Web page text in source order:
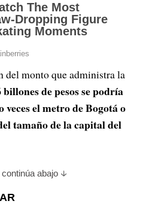
del monto que administra la
billones de pesos se podría
el metro de Bogotá o
tamaño de la capital del
abajo